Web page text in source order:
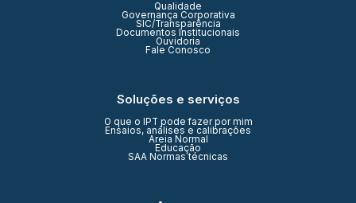
Qualidade
Governança Corporativa
SIC/Transparência
Documentos Institucionais
Ouvidoria
Fale Conosco
Soluções e serviços
O que o IPT pode fazer por mim
Ensaios, análises e calibrações
Areia Normal
Educação
SAA Normas técnicas